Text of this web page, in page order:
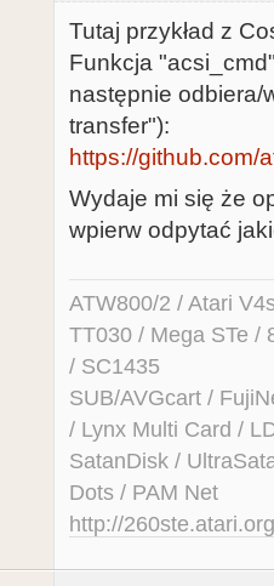
Tutaj przykład z
Funkcja
następnie odbiera/
transfer"):
https://github.com/
Wydaje mi się że
wpierw odpytać
ATW800/2 / Atari
TT030 / Mega STe /
/ SC1435
SUB/AVGcart /
/ Lynx Multi Card /
SatanDisk /
Dots / PAM Net
http://260ste.atari.org